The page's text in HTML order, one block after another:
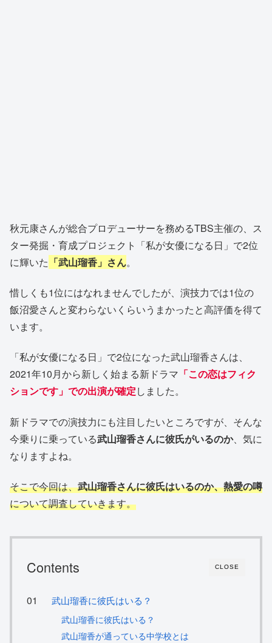
秋元康さんが総合プロデューサーを務めるTBS主催の、ス
ター発掘・育成プロジェクト「私が女優になる日」で2位
に輝いた 「武山瑠香」さん。
惜しくも1位にはなれませんでしたが、演技力では1位の
飯沼愛さんと変わらないくらいうまかったと高評価を得て
います。
「私が女優になる日」で2位になった武山瑠香さんは、
2021年10月から新しく始まる新ドラマ 「この恋はフィク
ションです」での出演が確定しました。
新ドラマでの演技力にも注目したいところですが、そんな
今乗りに乗っている武山瑠香さんに彼氏がいるのか、気に
なりますよね。
そこで今回は、武山瑠香さんに彼氏はいるのか、熱愛の噂
について調査していきます。
CLOSE
Contents
武山瑠香に彼氏はいる？
武山瑠香に彼氏はいる？
武山瑠香が通っている中学校とは